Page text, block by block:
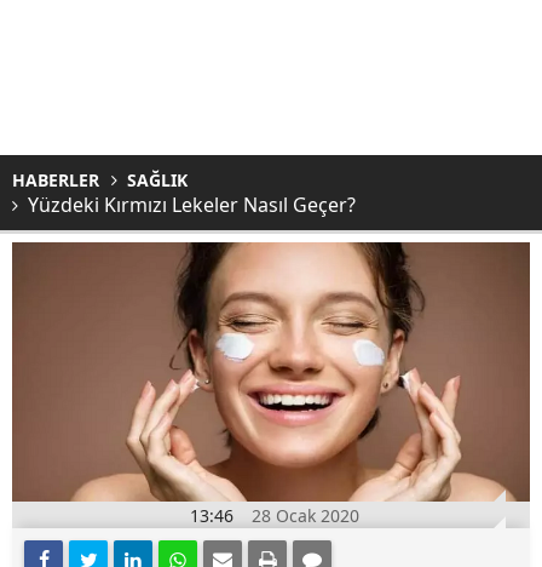
HABERLER SAĞLIK
Yüzdeki Kırmızı Lekeler Nasıl Geçer?
13:46 28 Ocak 2020